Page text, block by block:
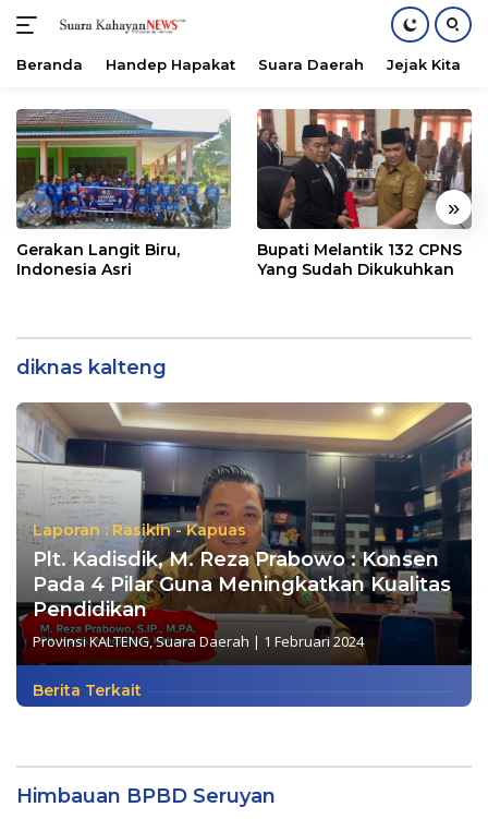
konten
Beranda Handep Hapakat Suara Daerah Jejak Kita
« »
Gerakan Langit Biru,
Indonesia Asri
Bupati Melantik 132 CPNS
Yang Sudah Dikukuhkan
diknas kalteng
Laporan : Rasikin - Kapuas
Plt. Kadisdik, M. Reza Prabowo : Konsen
Pada 4 Pilar Guna Meningkatkan Kualitas
Pendidikan
Provinsi KALTENG,Suara Daerah | 1 Februari 2024
Berita Terkait
Himbauan BPBD Seruyan